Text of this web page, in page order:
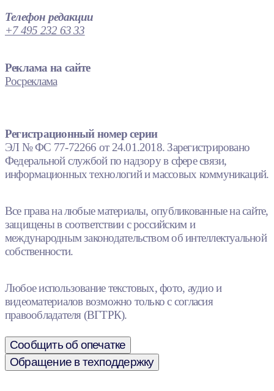
Телефон редакции
+7 495 232 63 33
Реклама на сайте
Росреклама
Регистрационный номер серии
ЭЛ № ФС 77-72266 от 24.01.2018. Зарегистрировано
Федеральной службой по надзору в сфере связи,
информационных технологий и массовых коммуникаций.
Все права на любые материалы, опубликованные на сайте,
защищены в соответствии с российским и
международным законодательством об интеллектуальной
собственности.
Любое использование текстовых, фото, аудио и
видеоматериалов возможно только с согласия
правообладателя (ВГТРК).
Сообщить об опечатке
Обращение в техподдержку